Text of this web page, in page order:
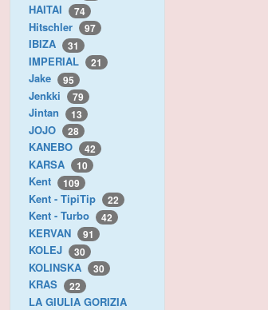
HAITAI 74
Hitschler 97
IBIZA 31
IMPERIAL 21
Jake 95
Jenkki 79
Jintan 13
JOJO 28
KANEBO 42
KARSA 10
Kent 109
Kent - TipiTip 22
Kent - Turbo 42
KERVAN 91
KOLEJ 30
KOLINSKA 30
KRAS 22
LA GIULIA GORIZIA